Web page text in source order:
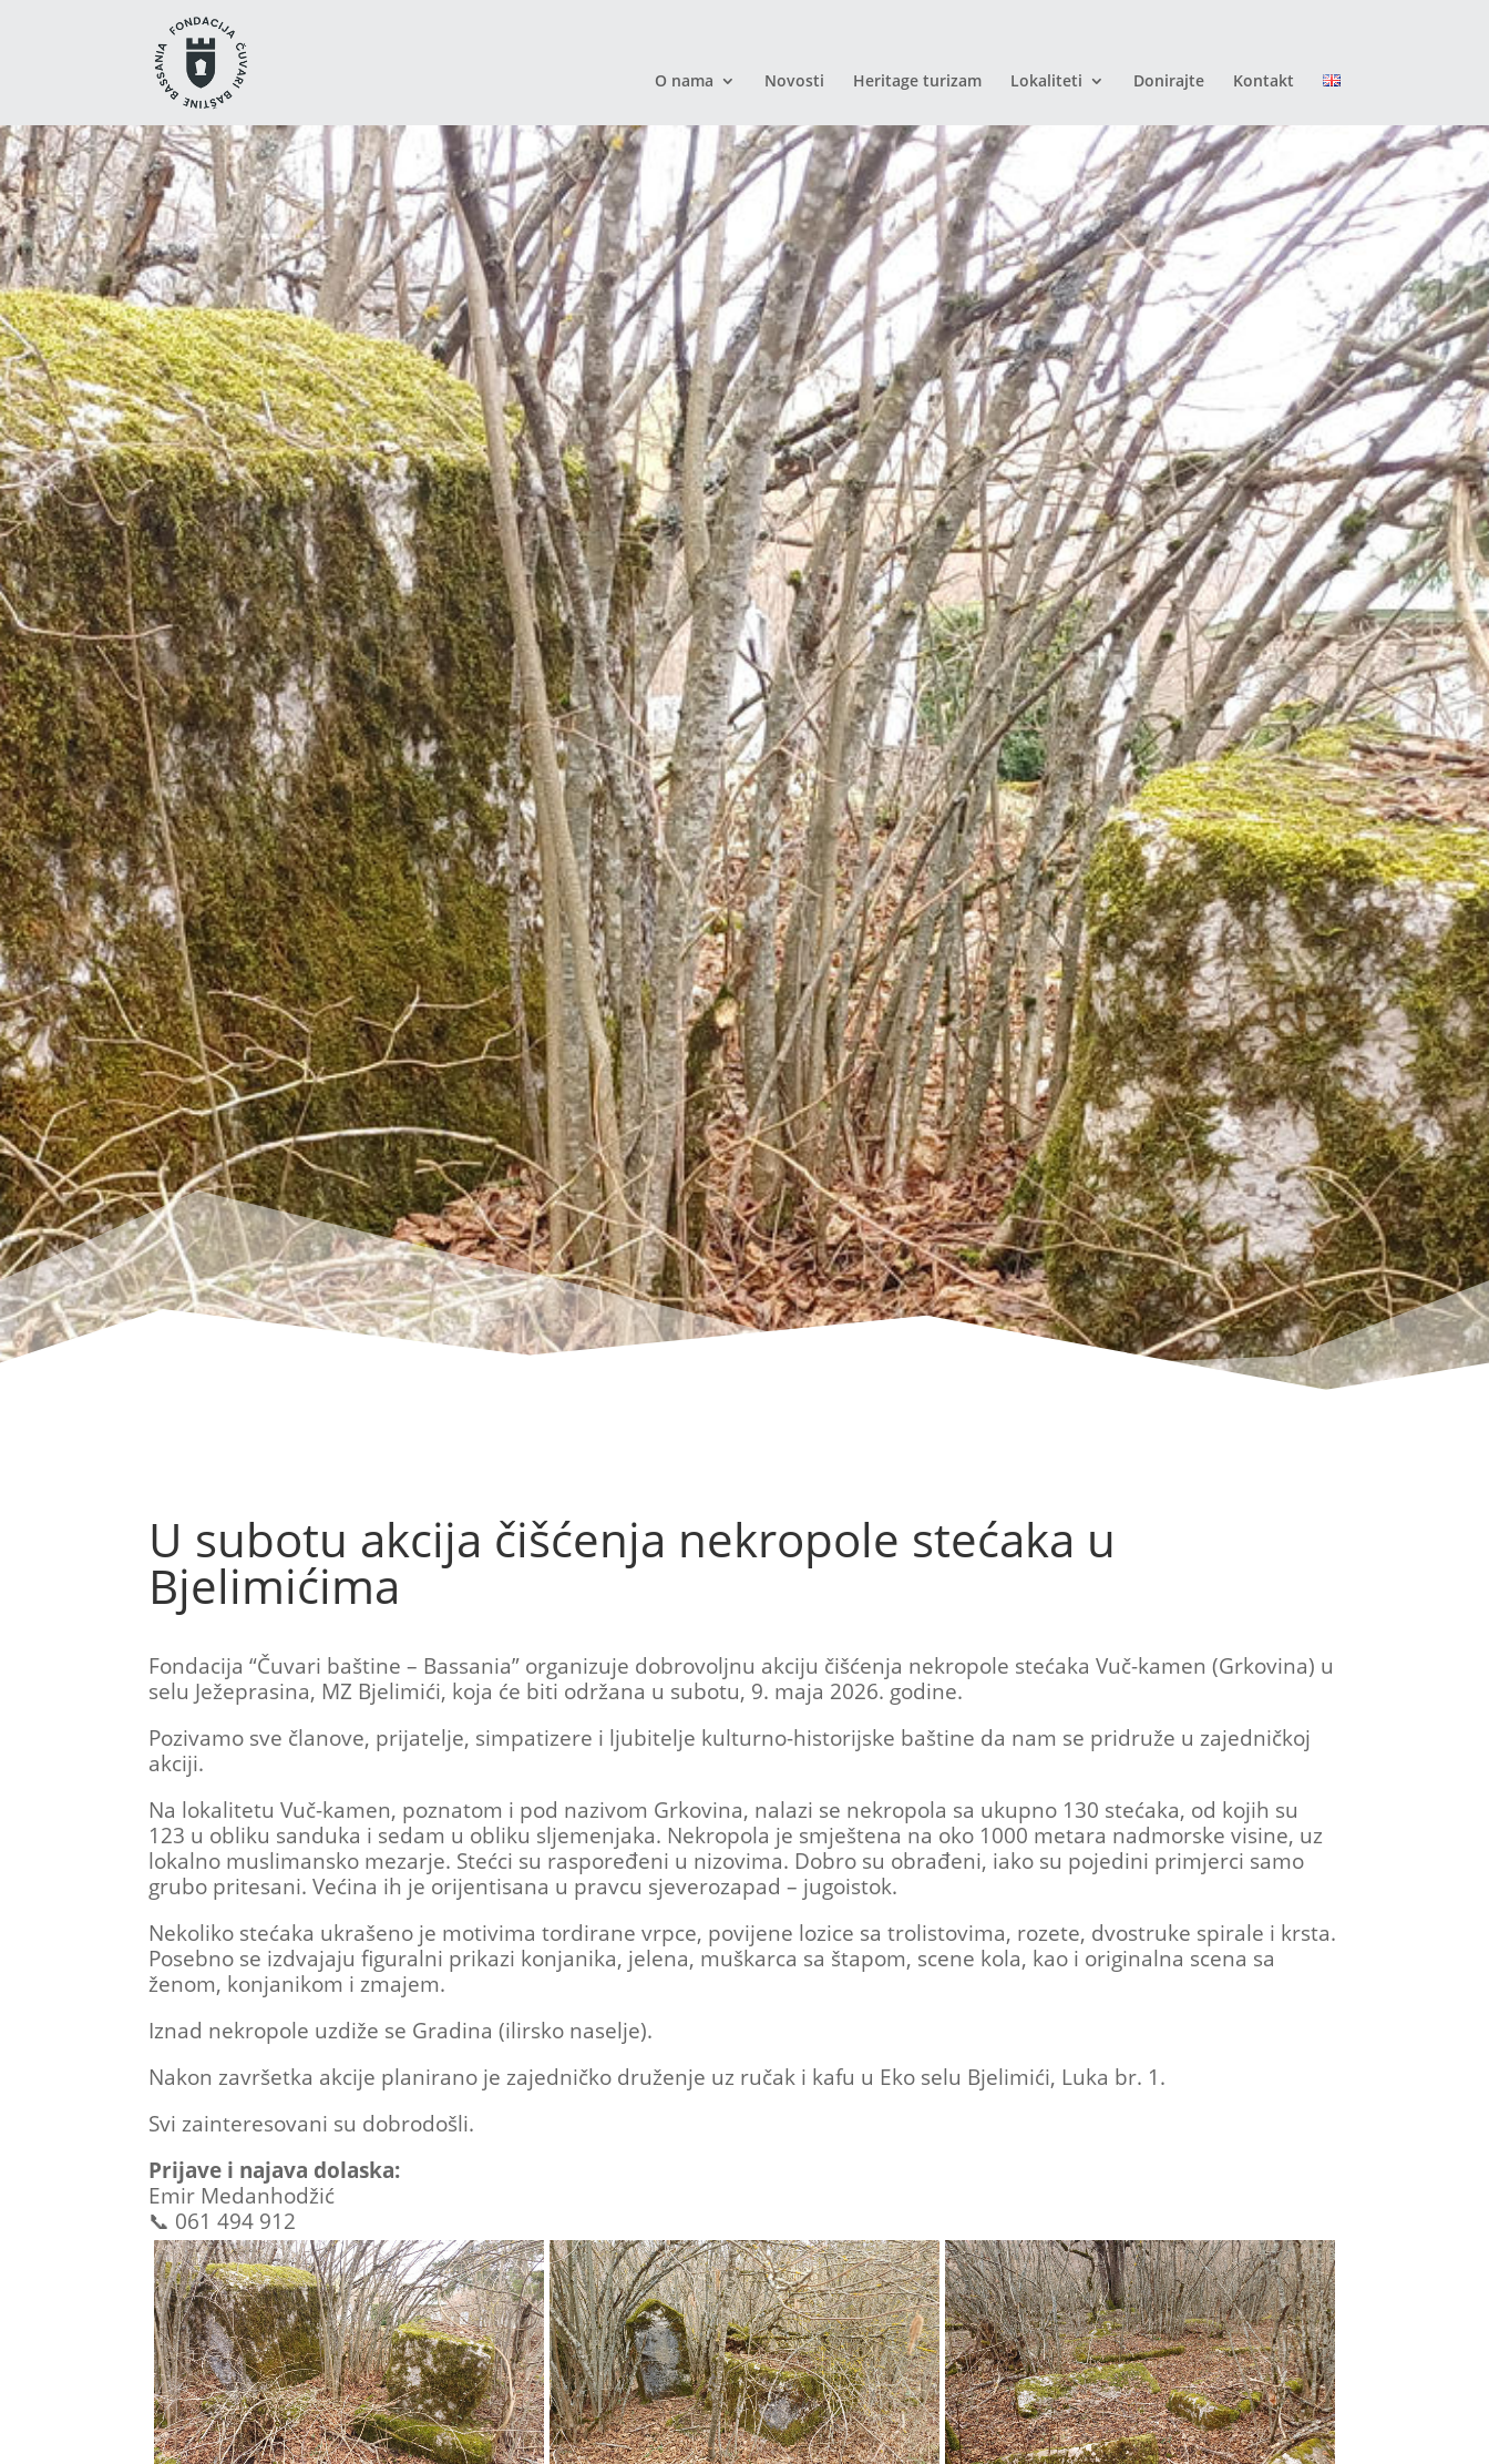
O nama Novosti Heritage turizam Lokaliteti Donirajte Kontakt
U subotu akcija čišćenja nekropole stećaka u
Bjelimićima
Fondacija “Čuvari baštine – Bassania” organizuje dobrovoljnu akciju čišćenja nekropole stećaka Vuč-kamen (Grkovina) u
selu Ježeprasina, MZ Bjelimići, koja će biti održana u subotu, 9. maja 2026. godine.
Pozivamo sve članove, prijatelje, simpatizere i ljubitelje kulturno-historijske baštine da nam se pridruže u zajedničkoj
akciji.
Na lokalitetu Vuč-kamen, poznatom i pod nazivom Grkovina, nalazi se nekropola sa ukupno 130 stećaka, od kojih su
123 u obliku sanduka i sedam u obliku sljemenjaka. Nekropola je smještena na oko 1000 metara nadmorske visine, uz
lokalno muslimansko mezarje. Stećci su raspoređeni u nizovima. Dobro su obrađeni, iako su pojedini primjerci samo
grubo pritesani. Većina ih je orijentisana u pravcu sjeverozapad – jugoistok.
Nekoliko stećaka ukrašeno je motivima tordirane vrpce, povijene lozice sa trolistovima, rozete, dvostruke spirale i krsta.
Posebno se izdvajaju figuralni prikazi konjanika, jelena, muškarca sa štapom, scene kola, kao i originalna scena sa
ženom, konjanikom i zmajem.
Iznad nekropole uzdiže se Gradina (ilirsko naselje).
Nakon završetka akcije planirano je zajedničko druženje uz ručak i kafu u Eko selu Bjelimići, Luka br. 1.
Svi zainteresovani su dobrodošli.
Prijave i najava dolaska:
Emir Medanhodžić
📞 061 494 912